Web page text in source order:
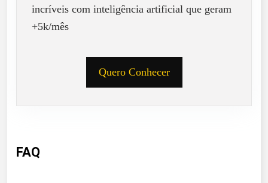
incríveis com inteligência artificial que geram
+5k/mês
Quero Conhecer
FAQ